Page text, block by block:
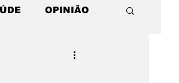
OPINIÃO